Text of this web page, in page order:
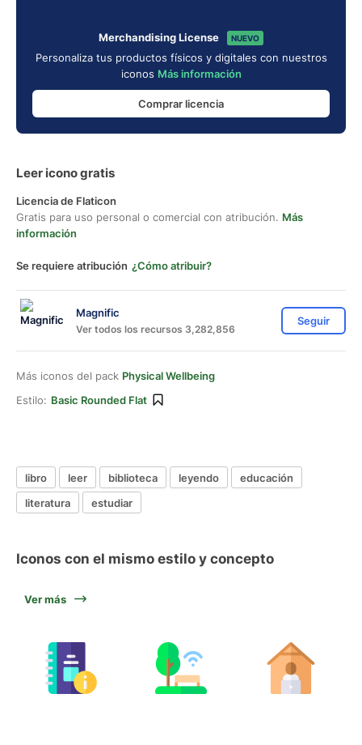
Merchandising License NUEVO
Personaliza tus productos físicos y digitales con nuestros
iconos Más información
Comprar licencia
Leer icono gratis
Licencia de Flaticon
Gratis para uso personal o comercial con atribución. Más
información
Se requiere atribución ¿Cómo atribuir?
Magnific
Ver todos los recursos 3,282,856
Seguir
Más iconos del pack Physical Wellbeing
Estilo: Basic Rounded Flat
libro leer biblioteca leyendo
educación
literatura
estudiar
Iconos con el mismo estilo y concepto
Ver más